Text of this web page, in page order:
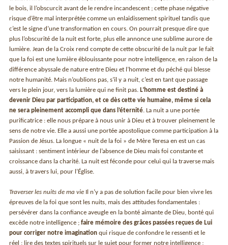
le bois, il l’obscurcit avant de le rendre incandescent ; cette phase négative
risque d’être mal interprétée comme un enlaidissement spirituel tandis que
c’est le signe d’une transformation en cours. On pourrait presque dire que
plus l’obscurité de la nuit est forte, plus elle annonce une sublime aurore de
lumière. Jean de la Croix rend compte de cette obscurité de la nuit par le fait
que la foi est une lumière éblouissante pour notre intelligence, en raison de la
différence abyssale de nature entre Dieu et l’homme et du péché qui blesse
notre humanité. Mais n’oublions pas, s’il y a nuit, c’est en tant que passage
vers le plein jour, vers la lumière qui ne finit pas. L’homme est destiné à
devenir Dieu par participation, et ce dès cette vie humaine, même si cela
ne sera pleinement accompli que dans l’éternité. La nuit a une portée
purificatrice : elle nous prépare à nous unir à Dieu et à trouver pleinement le
sens de notre vie. Elle a aussi une portée apostolique comme participation à la
Passion de Jésus. La longue « nuit de la foi » de Mère Teresa en est un cas
saisissant : sentiment intérieur de l’absence de Dieu mais foi constante et
croissance dans la charité. La nuit est féconde pour celui qui la traverse mais
aussi, à travers lui, pour l’Église.
Traverser les nuits de ma vie Il n’y a pas de solution facile pour bien vivre les
épreuves de la foi que sont les nuits, mais des attitudes fondamentales :
persévérer dans la confiance aveugle en la bonté aimante de Dieu, bonté qui
excède notre intelligence ;faire mémoire des grâces passées reçues de Lui
pour corriger notre imagination qui risque de confondre le ressenti et le
réel ; lire des textes spirituels sur le sujet pour former notre intelligence ;